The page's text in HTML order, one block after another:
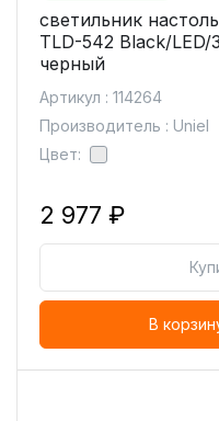
светильник
TLD-542 Black/
черный
Артикул : 114264
Производитель : Uniel
Цвет:
2 977 ₽
В